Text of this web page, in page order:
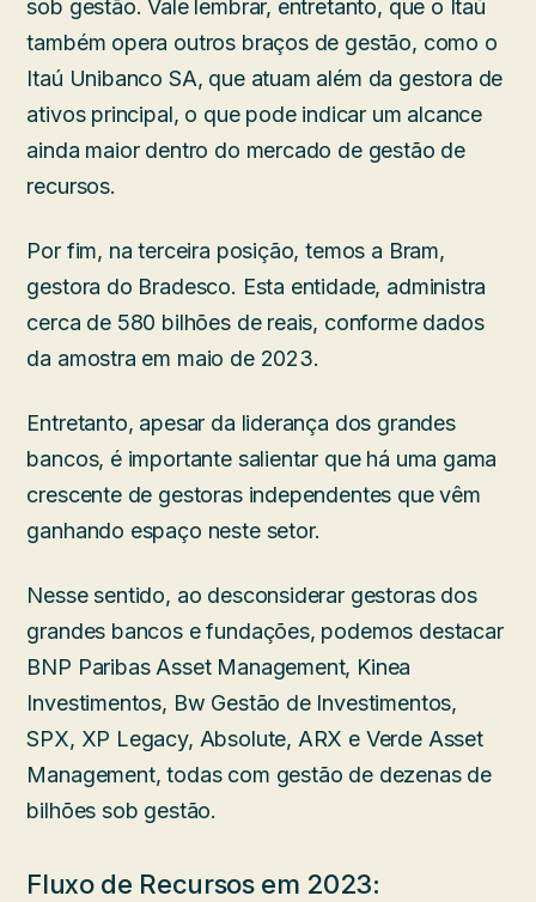
sob gestão. Vale lembrar, entretanto, que o Itaú
também opera outros braços de gestão, como o
Itaú Unibanco SA, que atuam além da gestora de
ativos principal, o que pode indicar um alcance
ainda maior dentro do mercado de gestão de
recursos.
Por fim, na terceira posição, temos a Bram,
gestora do Bradesco. Esta entidade, administra
cerca de 580 bilhões de reais, conforme dados
da amostra em maio de 2023.
Entretanto, apesar da liderança dos grandes
bancos, é importante salientar que há uma gama
crescente de gestoras independentes que vêm
ganhando espaço neste setor.
Nesse sentido, ao desconsiderar gestoras dos
grandes bancos e fundações, podemos destacar
BNP Paribas Asset Management, Kinea
Investimentos, Bw Gestão de Investimentos,
SPX, XP Legacy, Absolute, ARX e Verde Asset
Management, todas com gestão de dezenas de
bilhões sob gestão.
Fluxo de Recursos em 2023: